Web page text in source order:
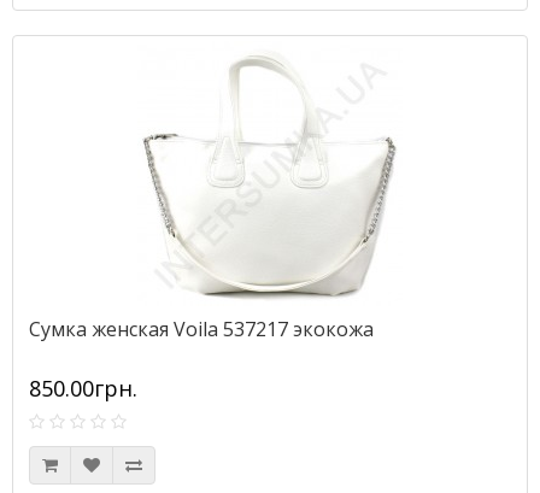
Сумка женская Voila 537217 экокожа
850.00грн.